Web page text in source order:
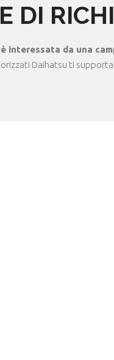
DI
interessata da una
Daihatsu ti